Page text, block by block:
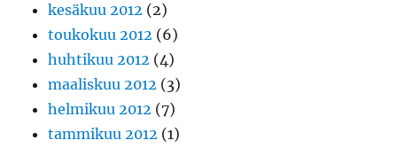
kesäkuu 2012 (2)
toukokuu 2012 (6)
huhtikuu 2012 (4)
maaliskuu 2012 (3)
helmikuu 2012 (7)
tammikuu 2012 (1)